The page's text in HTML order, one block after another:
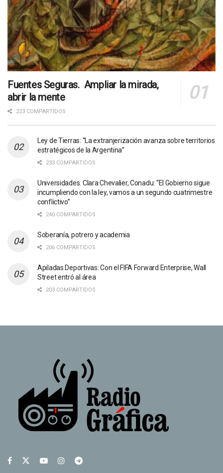
Fuentes Seguras. Ampliar la mirada,
abrir la mente
223 COMPARTIDOS
Ley de Tierras: “La extranjerización avanza sobre territorios
estratégicos de la Argentina”
233 COMPARTIDOS
Universidades. Clara Chevalier, Conadu: “El Gobierno sigue
incumpliendo con la ley, vamos a un segundo cuatrimestre
conflictivo”
240 COMPARTIDOS
Soberanía, potrero y academia
206 COMPARTIDOS
Apiladas Deportivas: Con el FIFA Forward Enterprise, Wall
Street entró al área
203 COMPARTIDOS